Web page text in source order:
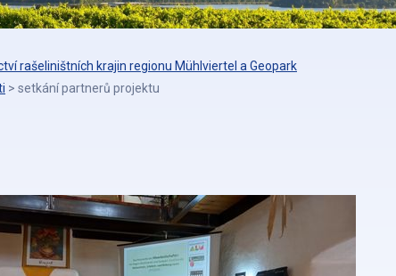
rašeliništních krajin regionu Mühlviertel a Geopark
> setkání partnerů projektu